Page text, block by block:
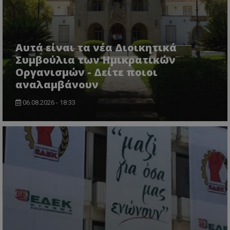
Αυτά είναι τα νέα Διοικητικά
Συμβούλια των Ημικρατικών
Οργανισμών - Δείτε ποιοι
αναλαμβάνουν
06.08.2026 - 18:33
VISITOR_PRIVACY_METADATA
YouTube
.youtube.com